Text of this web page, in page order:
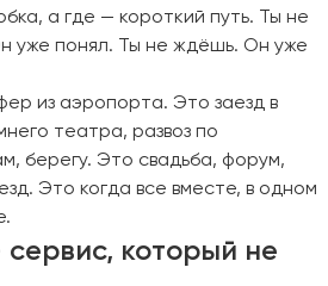
а где — короткий путь. Ты не
уже понял. Ты не ждёшь. Он уже
из аэропорта. Это заезд в
театра, развоз по
берегу. Это свадьба, форум,
Это когда все вместе, в одном
сервис, который не